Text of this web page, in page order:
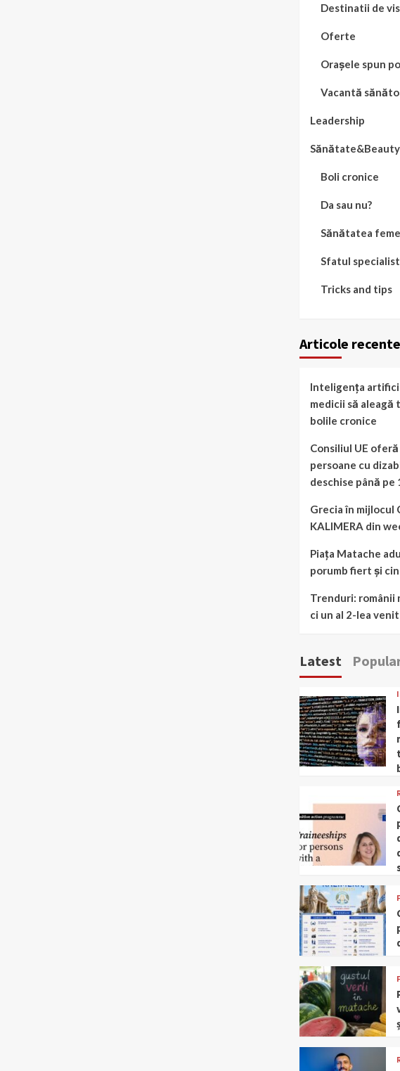
Destinatii de vis
Oferte
Orașele spun
Vacantă
Leadership
Sănătate&Beauty
Boli cronice
Da sau nu?
Sănătatea
Sfatul
Tricks and tips
Articole recente
Inteligența
medicii să
bolile cronice
Consiliul UE
persoane cu
deschise până pe
Grecia în mijlocul
KALIMERA din
Piața Matache
porumb fiert și
Trenduri: românii
ci un al 2-lea venit
Latest